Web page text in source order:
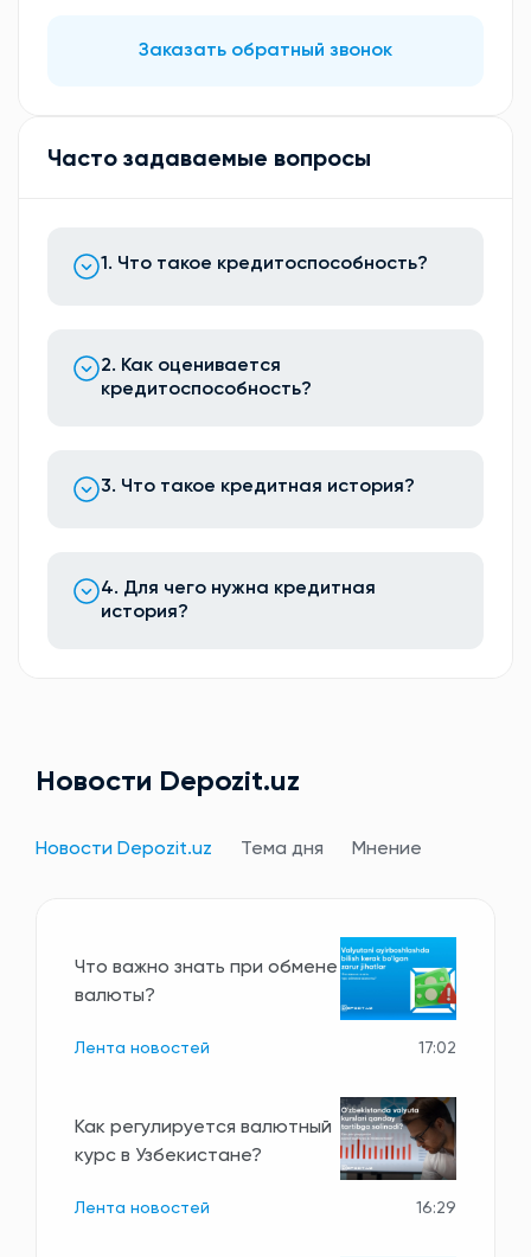
Заказать обратный звонок
Часто задаваемые вопросы
1. Что такое кредитоспособность?
2. Как оценивается
кредитоспособность?
3. Что такое кредитная история?
4. Для чего нужна кредитная
история?
Новости Depozit.uz
Новости Depozit.uz Тема дня Мнение
Что важно знать при обмене
валюты?
Лента новостей 17:02
Как регулируется валютный
курс в Узбекистане?
Лента новостей 16:29